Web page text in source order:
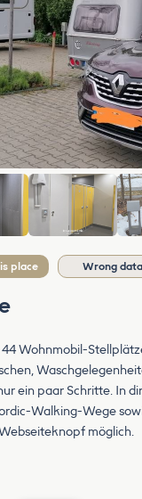
place Wrong
Wohnmobil-
ein paar Schritte. In
Walking-Wege
möglich.